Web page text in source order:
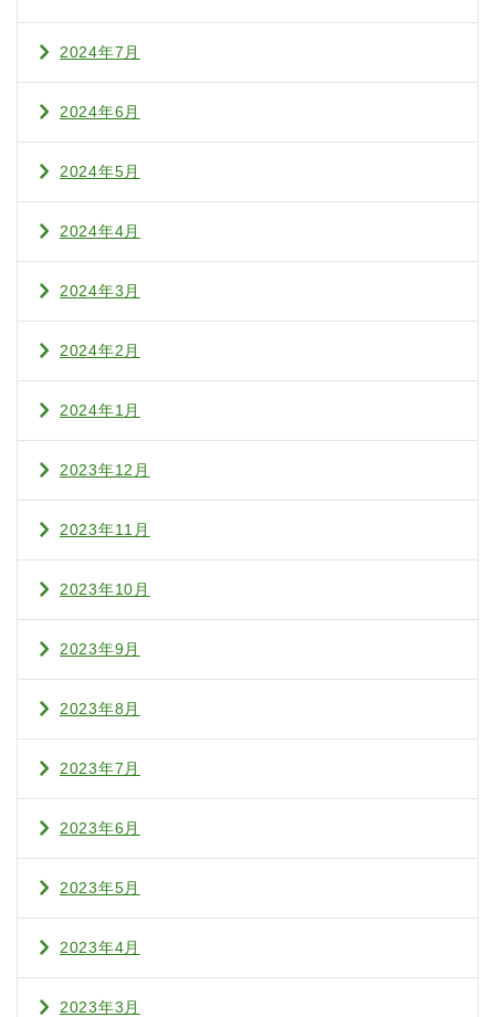
2024年7月
2024年6月
2024年5月
2024年4月
2024年3月
2024年2月
2024年1月
2023年12月
2023年11月
2023年10月
2023年9月
2023年8月
2023年7月
2023年6月
2023年5月
2023年4月
2023年3月